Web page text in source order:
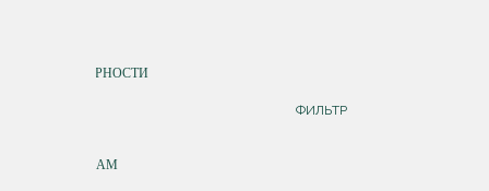
ПО ПОПУЛЯРНОСТИ
ПО НОВИНКАМ
ФИЛЬТР